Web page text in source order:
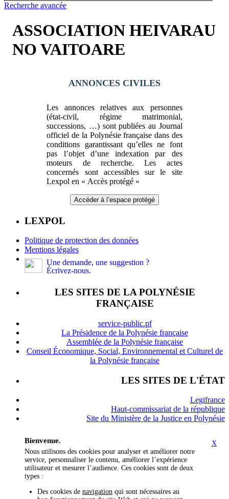
Recherche avancée
ASSOCIATION HEIVARAU
NO VAITOARE
ANNONCES CIVILES
Les annonces relatives aux personnes
(état-civil, régime matrimonial,
successions, …) sont publiées au Journal
officiel de la Polynésie française dans des
conditions garantissant qu’elles ne font
pas l’objet d’une indexation par des
moteurs de recherche. Les actes
concernés sont accessibles sur le site
Lexpol en « Accès protégé »
Accéder à l’espace protégé
LEXPOL
Politique de protection des données
Mentions légales
Une demande, une suggestion ?
Écrivez-nous.
LES SITES DE LA POLYNÉSIE
FRANÇAISE
service-public.pf
La Présidence de la Polynésie française
Assemblée de la Polynésie française
Conseil Économique, Social, Environnemental et Culturel de
la Polynésie française
LES SITES DE L'ÉTAT
Legifrance
Haut-commissariat de la république
Site du Ministère de la Justice en Polynésie
X
Bienvenue.
Nous utilisons des cookies pour analyser et améliorer notre
service, personnaliser le contenu, améliorer l’expérience
utilisateur et mesurer l’audience. Ces cookies sont de deux
types :
Des cookies de navigation qui sont nécessaires au